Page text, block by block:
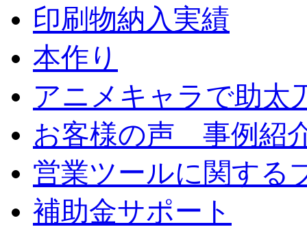
印刷物納入実績
本作り
アニメキャラで助太
お客様の声 事例紹
営業ツールに関する
補助金サポート